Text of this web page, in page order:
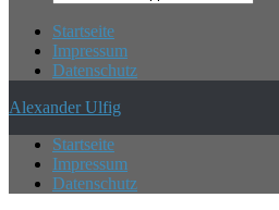
Startseite
Impressum
Datenschutz
Alexander Ulfig
Startseite
Impressum
Datenschutz